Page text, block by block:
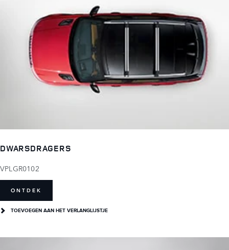
DWARSDRAGERS
VPLGR0102
ONTDEK
TOEVOEGEN AAN HET VERLANGLIJSTJE